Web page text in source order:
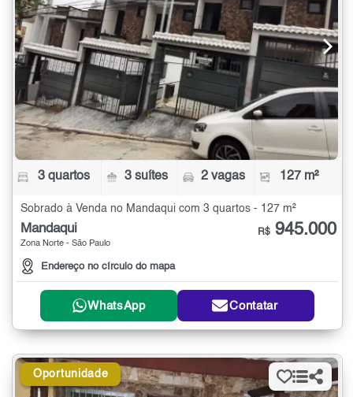
3 quartos 3 suítes 2 vagas 127 m²
Sobrado à Venda no Mandaqui com 3 quartos - 127 m²
Mandaqui
Zona Norte - São Paulo
Endereço no círculo do mapa
R$ 945.000
WhatsApp Contatar
Oportunidade